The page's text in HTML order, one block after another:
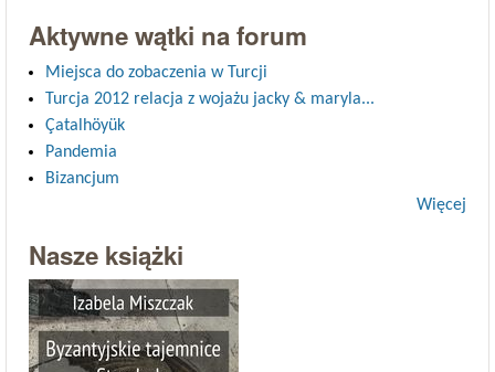
Aktywne wątki na forum
Miejsca do zobaczenia w Turcji
Turcja 2012 relacja z wojażu jacky & maryla...
Çatalhöyük
Pandemia
Bizancjum
Więcej
Nasze książki